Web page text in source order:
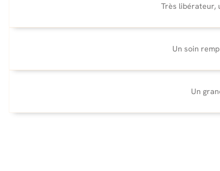
Très libérateur,
Un soin
Un